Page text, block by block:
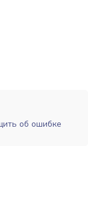
об ошибке